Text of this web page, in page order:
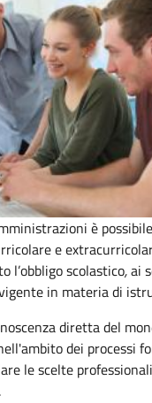
è
e
l’obbligo scolastico,ai
in materia di
diretta del
dei processi
le scelte